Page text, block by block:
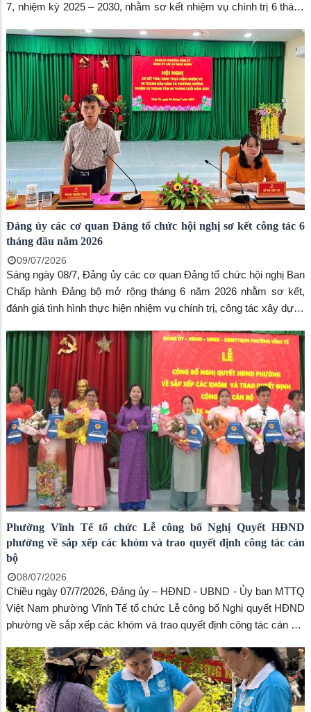
7, nhiệm kỳ 2025 – 2030, nhằm sơ kết nhiệm vụ chính trị 6 tháng
Phó trưởng Ban Tuyên giáo và Dân vận Tỉnh ủy Nguyễn Hữu
Thịnh đã đến dự.Về phía phường Vĩnh Tế có đồng chí Trang
Công Cường, Bí thư Đảng ủy, Chủ tịch HĐND phường; đồng chí
Phan Thuận Thái, Phó Bí thư Thường trực Đảng ủy; đồng chí
Ngô Thị Mỹ Ngọc, Phó Bí thư Đảng ủy, Chủ tịch UBND phường;
cùng các đồng chí Ủy viên Ban Thường vụ Đảng ủy, Ủy viên Ban
Chấp hành Đảng bộ phường, Ủy viên Ủy ban Kiểm tra Đảng ủy,
lãnh đạo Ủy ban MTTQ Việt Nam phường và các tổ chức chính
trị - xã hội phường.
Đảng ủy các cơ quan Đảng tổ chức hội nghị sơ kết công tác 6
tháng đầu năm 2026
09/07/2026
Sáng ngày 08/7, Đảng ủy các cơ quan Đảng tổ chức hội nghị Ban
Chấp hành Đảng bộ mở rộng tháng 6 năm 2026 nhằm sơ kết,
đánh giá tình hình thực hiện nhiệm vụ chính trị, công tác xây dựng
Thái, phó Bí thư thường trực Đảng ủy phường.
Phường Vĩnh Tế tổ chức Lễ công bố Nghị Quyết HĐND
phường về sắp xếp các khóm và trao quyết định công tác cán
bộ
08/07/2026
Chiều ngày 07/7/2026, Đảng ủy – HĐND - UBND - Ủy ban MTTQ
Việt Nam phường Vĩnh Tế tổ chức Lễ công bố Nghị quyết HĐND
phường về sắp xếp các khóm và trao quyết định công tác cán bộ.
tịch HĐND phường; đồng chí Phan Thuận Thái – Phó Bí thư
thường trực Đảng uỷ phường; đồng chí Ngô Thị Mỹ Ngọc – Phó
Bí thư Đảng uỷ - Chủ tịch UBND phường cùng các đồng chí Ủy
viên Ban Thường vụ, Ủy viên Ban Chấp hành Đảng bộ phường;